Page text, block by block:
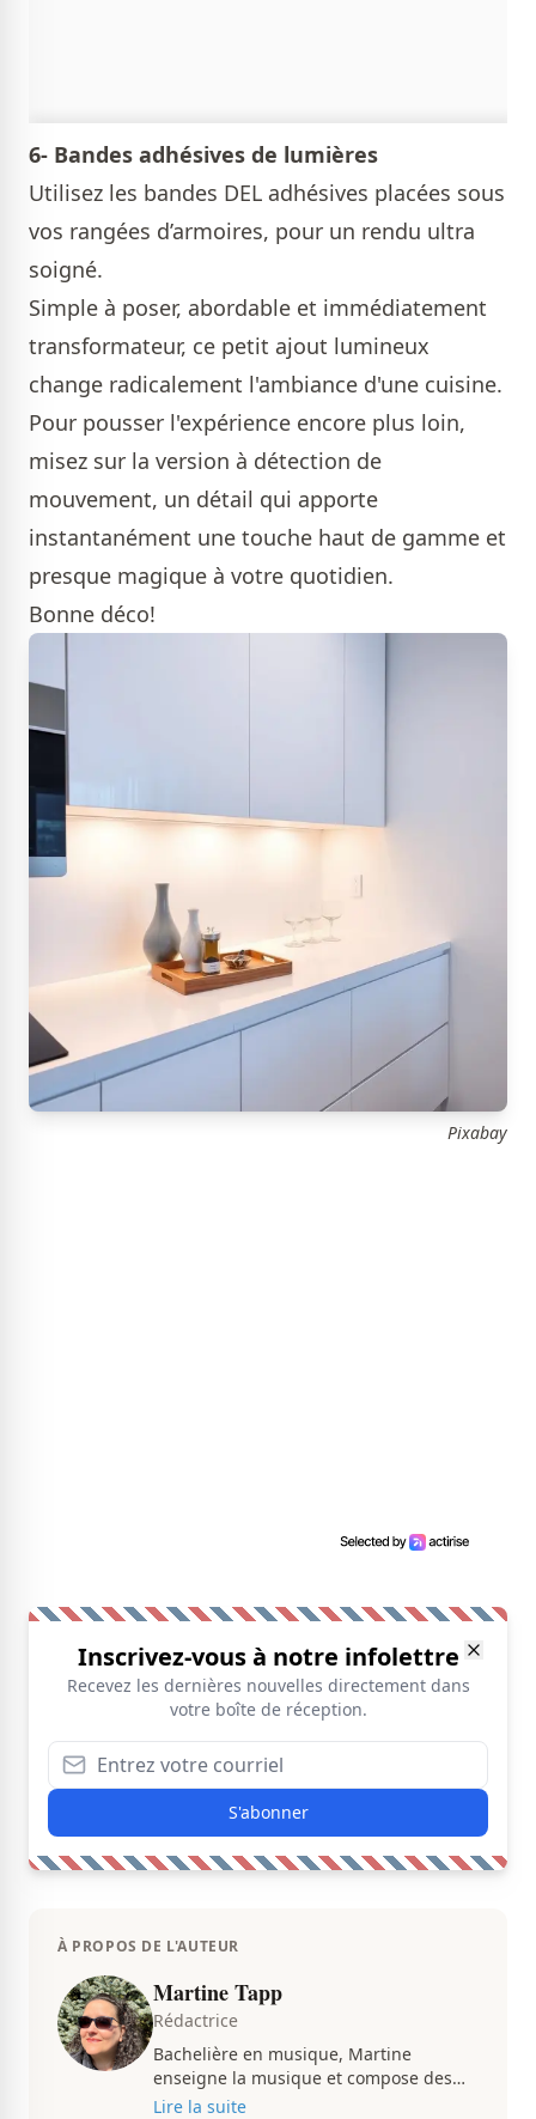
6- Bandes adhésives de lumières
Utilisez les bandes DEL adhésives placées sous
vos rangées d’armoires, pour un rendu ultra
soigné.
Simple à poser, abordable et immédiatement
transformateur, ce petit ajout lumineux
change radicalement l'ambiance d'une cuisine.
Pour pousser l'expérience encore plus loin,
misez sur la version à détection de
mouvement, un détail qui apporte
instantanément une touche haut de gamme et
presque magique à votre quotidien.
Bonne déco!
Pixabay
Inscrivez-vous à notre infolettre
Recevez les dernières nouvelles directement dans
votre boîte de réception.
S'abonner
À PROPOS DE L'AUTEUR
Martine Tapp
Rédactrice
Bachelière en musique, Martine
enseigne la musique et compose des
pièces musicales pendant ses temps
Lire la suite